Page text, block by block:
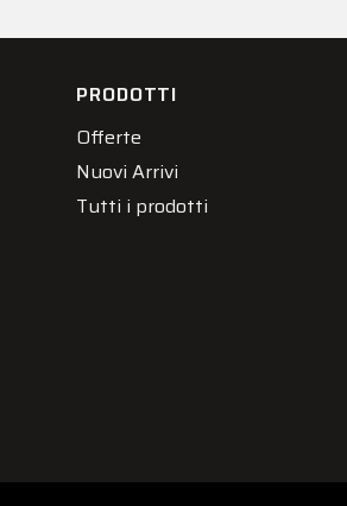
PRODOTTI
Offerte
Nuovi Arrivi
Tutti i prodotti